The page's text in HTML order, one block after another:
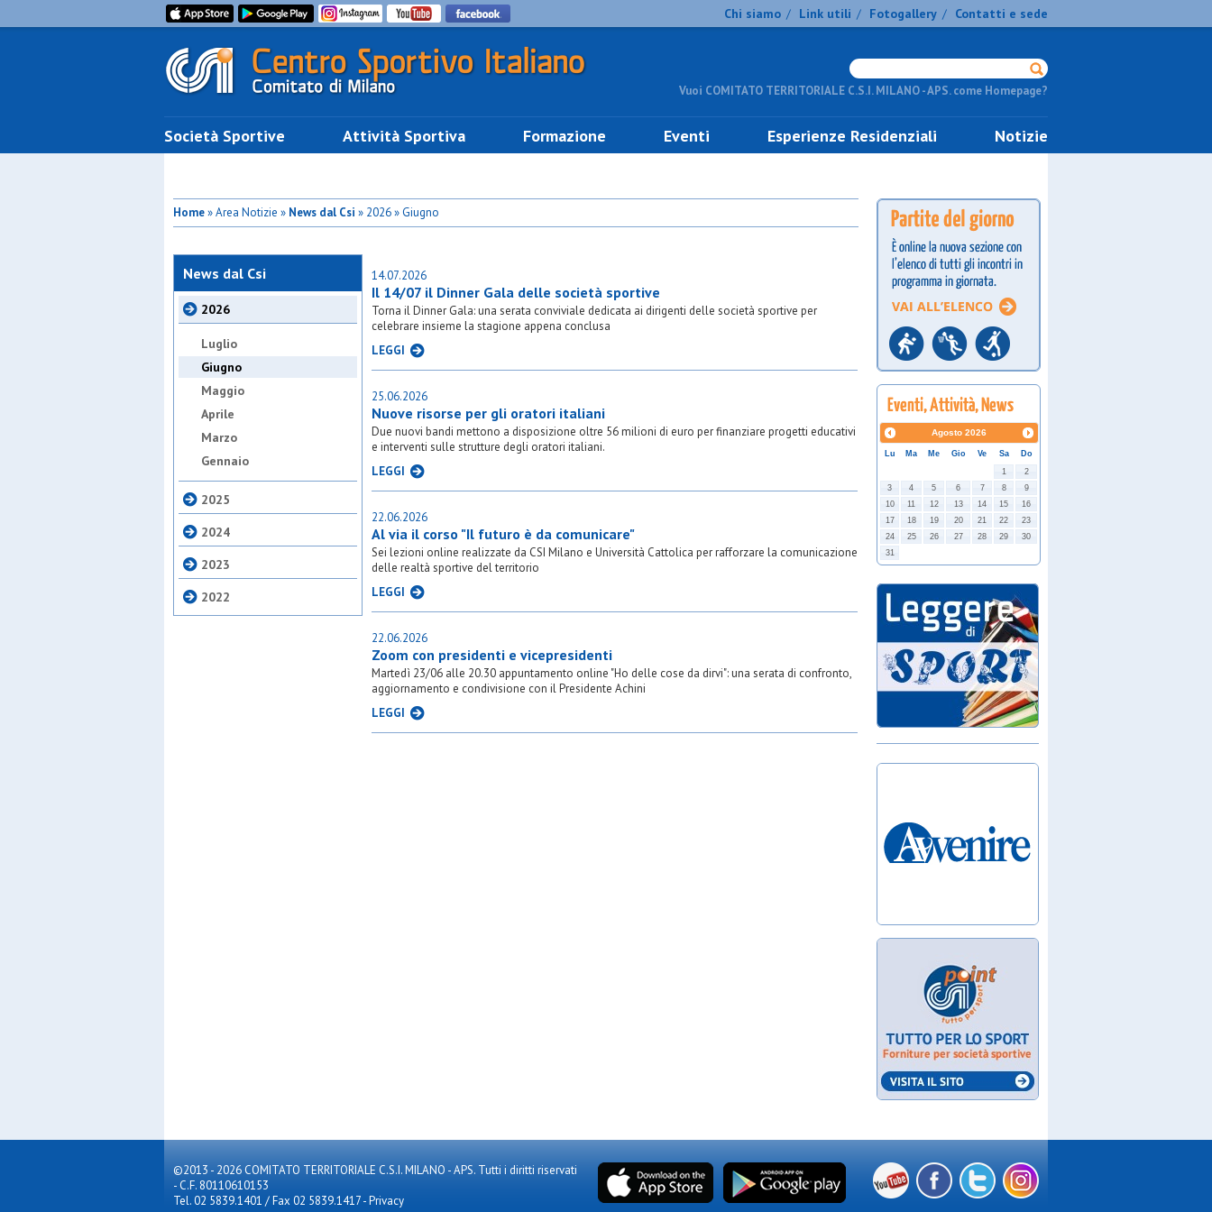
Chi siamo / Link utili / Fotogallery / Contatti e sede
Vuoi COMITATO TERRITORIALE C.S.I. MILANO - APS. come Homepage?
Società Sportive Attività Sportiva Formazione Eventi Esperienze Residenziali Notizie
Home» Area Notizie » News dal Csi » 2026 » Giugno
News dal Csi
2026
Luglio
Giugno
Maggio
Aprile
Marzo
Gennaio
2025
2024
2023
2022
14.07.2026
Il 14/07 il Dinner Gala delle società sportive
Torna il Dinner Gala: una serata conviviale dedicata ai dirigenti delle società sportive per
celebrare insieme la stagione appena conclusa
LEGGI
25.06.2026
Nuove risorse per gli oratori italiani
Due nuovi bandi mettono a disposizione oltre 56 milioni di euro per finanziare progetti educativi
e interventi sulle strutture degli oratori italiani.
LEGGI
22.06.2026
Al via il corso "Il futuro è da comunicare"
Sei lezioni online realizzate da CSI Milano e Università Cattolica per rafforzare la comunicazione
delle realtà sportive del territorio
LEGGI
22.06.2026
Zoom con presidenti e vicepresidenti
Martedì 23/06 alle 20.30 appuntamento online "Ho delle cose da dirvi": una serata di confronto,
aggiornamento e condivisione con il Presidente Achini
LEGGI
Agosto 2026
Lu Ma Me Gio Ve Sa
Do
1
2
3
4 5 6 7 8
9
10
11 12 13 14 15
16
17
18 19 20 21 22
23
24
25 26 27 28 29
30
31
©2013 - 2026 COMITATO TERRITORIALE C.S.I. MILANO - APS. Tutti i diritti riservati
- C.F. 80110610153
Tel. 02 5839.1401 / Fax 02 5839.1417-Privacy